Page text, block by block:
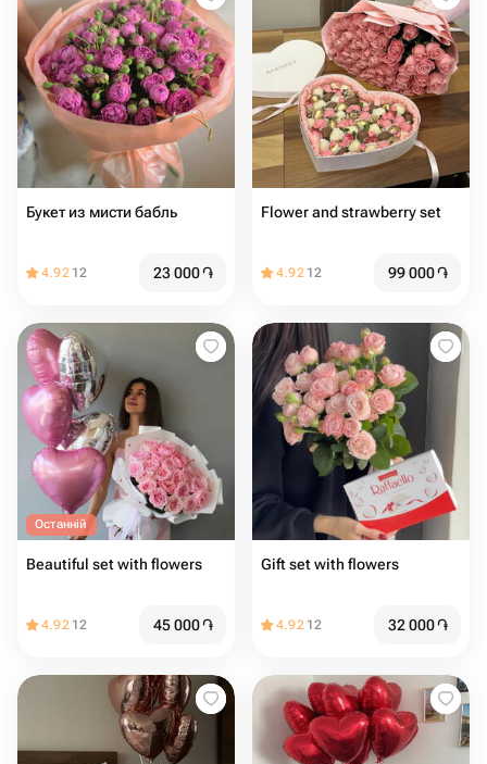
Букет из мисти бабль
4.92 12 23 000֏
Flower and strawberry set
4.92 12 99 000֏
Останній
Beautiful set with flowers
4.92 12 45 000֏
Gift set with flowers
4.92 12 32 000֏